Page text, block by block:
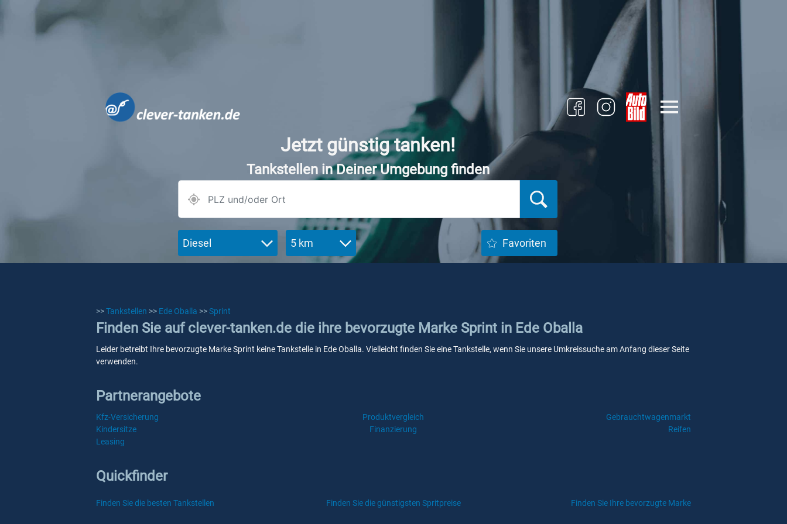
Jetzt günstig tanken!
Tankstellen in Deiner Umgebung finden
Diesel 5 km Favoriten
>>Tankstellen >> Ede Oballa >>Sprint
Finden Sie auf clever-tanken.de die ihre bevorzugte Marke Sprint in Ede Oballa
Leider betreibt Ihre bevorzugte Marke Sprint keine Tankstelle in Ede Oballa. Vielleicht finden Sie eine Tankstelle, wenn Sie unsere Umkreissuche am Anfang dieser Seite
verwenden.
Partnerangebote
Kfz-Versicherung Produktvergleich
Gebrauchtwagenmarkt
Kindersitze
Finanzierung
Reifen
Leasing
Quickfinder
Finden Sie die besten Tankstellen Finden Sie die günstigsten Spritpreise Finden Sie Ihre bevorzugte Marke